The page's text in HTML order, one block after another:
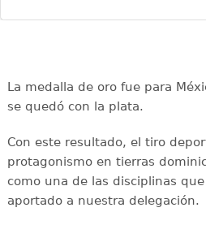
La medalla de oro fue para
se quedó con la plata.
Con este resultado, el tiro
protagonismo en tierras
como una de las disciplinas
aportado a nuestra delegación.